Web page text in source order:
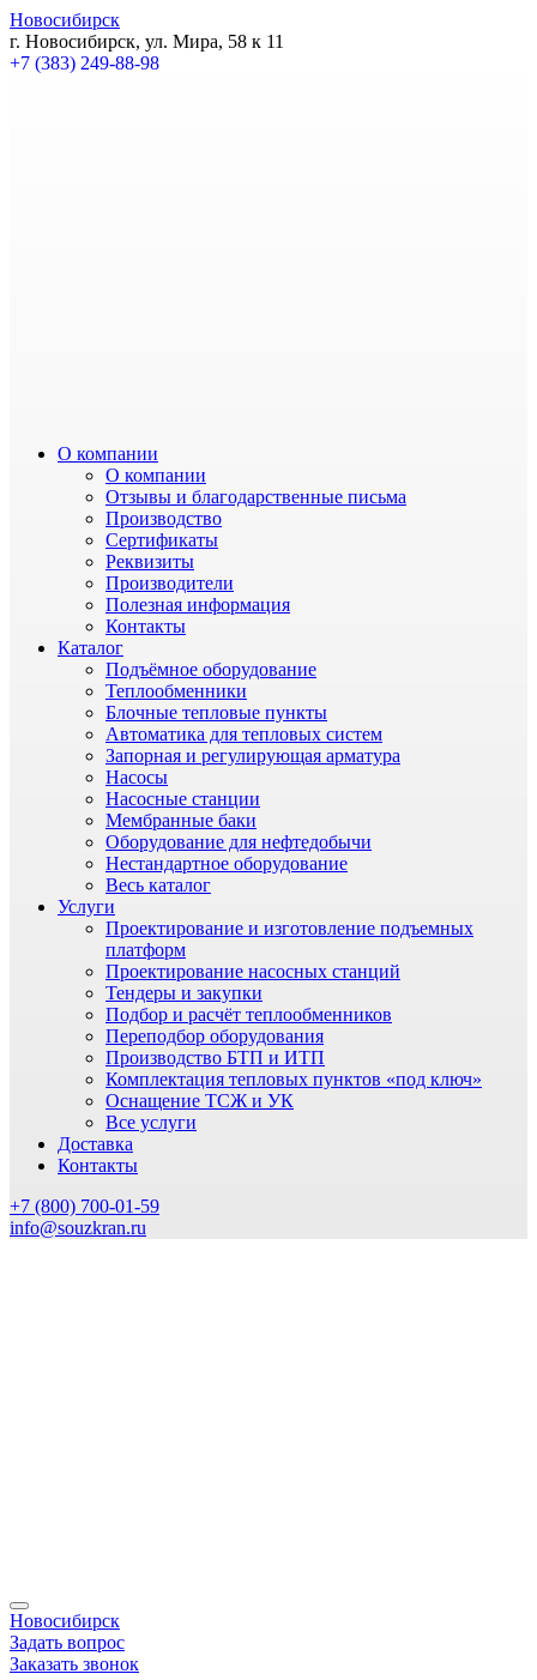
Новосибирск
г. Новосибирск, ул. Мира, 58 к 11
+7 (383) 249-88-98
О компании
О компании
Отзывы и благодарственные письма
Производство
Сертификаты
Реквизиты
Производители
Полезная информация
Контакты
Каталог
Подъёмное оборудование
Теплообменники
Блочные тепловые пункты
Автоматика для тепловых систем
Запорная и регулирующая арматура
Насосы
Насосные станции
Мембранные баки
Оборудование для нефтедобычи
Нестандартное оборудование
Весь каталог
Услуги
Проектирование и изготовление подъемных
платформ
Проектирование насосных станций
Тендеры и закупки
Подбор и расчёт теплообменников
Переподбор оборудования
Производство БТП и ИТП
Комплектация тепловых пунктов «под ключ»
Оснащение ТСЖ и УК
Все услуги
Доставка
Контакты
+7 (800) 700-01-59
info@souzkran.ru
Новосибирск
Задать вопрос
Заказать звонок